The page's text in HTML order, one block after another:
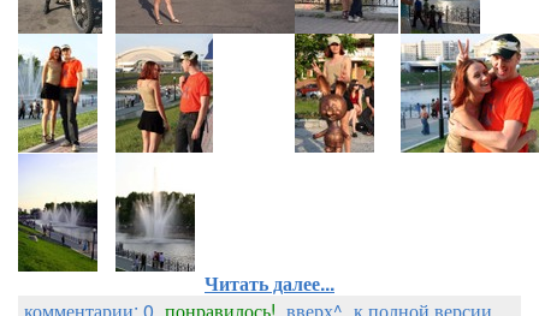
Читать далее...
комментарии: 0 понравилось! вверх^ к полной версии